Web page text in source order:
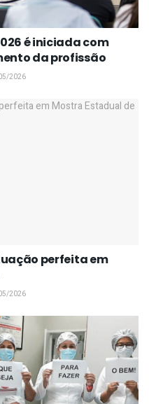
é iniciada com
da profissão
2026
perfeita em
2026